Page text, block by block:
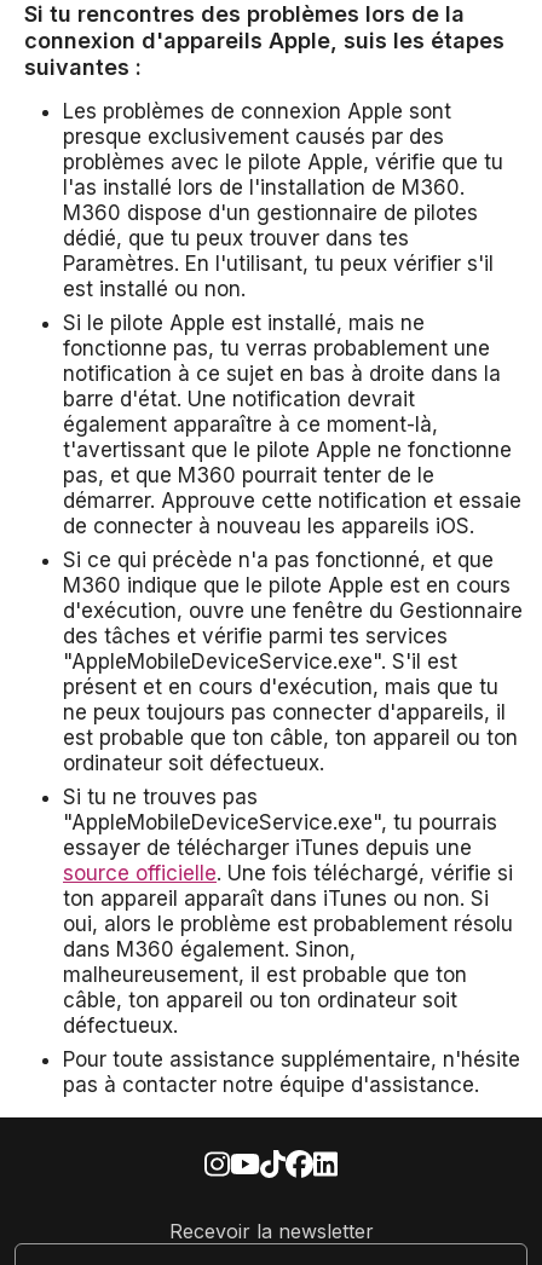
Si tu rencontres des problèmes lors de la
connexion d'appareils Apple, suis les étapes
suivantes :
Les problèmes de connexion Apple sont
presque exclusivement causés par des
problèmes avec le pilote Apple, vérifie que tu
l'as installé lors de l'installation de M360.
M360 dispose d'un gestionnaire de pilotes
dédié, que tu peux trouver dans tes
Paramètres. En l'utilisant, tu peux vérifier s'il
est installé ou non.
Si le pilote Apple est installé, mais ne
fonctionne pas, tu verras probablement une
notification à ce sujet en bas à droite dans la
barre d'état. Une notification devrait
également apparaître à ce moment-là,
t'avertissant que le pilote Apple ne fonctionne
pas, et que M360 pourrait tenter de le
démarrer. Approuve cette notification et essaie
de connecter à nouveau les appareils iOS.
Si ce qui précède n'a pas fonctionné, et que
M360 indique que le pilote Apple est en cours
d'exécution, ouvre une fenêtre du Gestionnaire
des tâches et vérifie parmi tes services
"AppleMobileDeviceService.exe". S'il est
présent et en cours d'exécution, mais que tu
ne peux toujours pas connecter d'appareils, il
est probable que ton câble, ton appareil ou ton
ordinateur soit défectueux.
Si tu ne trouves pas
"AppleMobileDeviceService.exe", tu pourrais
essayer de télécharger iTunes depuis une
source officielle. Une fois téléchargé, vérifie si
ton appareil apparaît dans iTunes ou non. Si
oui, alors le problème est probablement résolu
dans M360 également. Sinon,
malheureusement, il est probable que ton
câble, ton appareil ou ton ordinateur soit
défectueux.
Pour toute assistance supplémentaire, n'hésite
pas à contacter notre équipe d'assistance.
Recevoir la newsletter